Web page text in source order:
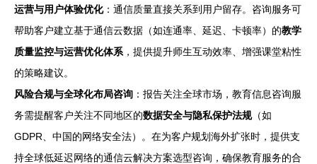
运营与用户体验优化：通信质量直接关系到用户留存。咨询服务可
帮助客户建立基于通信云数据（如连通率、延迟、卡顿率）的教学
质量监控与运营优化体系 ，提供提升师生互动效率、增强课堂粘性
的策略建议。
风险合规与全球化布局咨询 ：报告关注全球市场，教育信息咨询服
务需提醒客户关注不同地区的数据安全与隐私保护法规（如
GDPR、中国的网络安全法）。在为客户规划海外扩张时，提供支
持全球低延迟网络的通信云解决方案选型咨询，确保教育服务的合